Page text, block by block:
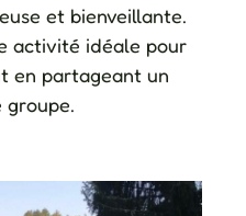
et bienveillante.
activité idéale pour
en partageant un
groupe.